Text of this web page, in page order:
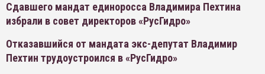
Сдавшего мандат единоросса Владимира Пехтина
избрали в совет директоров «РусГидро»
Отказавшийся от мандата экс-депутат Владимир
Пехтин трудоустроился в «РусГидро»